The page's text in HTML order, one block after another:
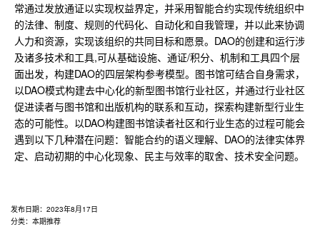
常通过发放通证以实现权益界定，并采用智能合约实现传统组织中
的法律、制度、规则的代码化、自动化和自我管理，并以此来协调
人力和资源，实现该组织的共同目标和愿景。DAO的创建和运行涉
及诸多技术和工具,可从基础设施、通证/积分、机制和工具四个层
面出发，构建DAO的四层架构参考模型。图书馆可结合自身需求，
以DAO模式构建去中心化的新型图书馆行业社区，并通过行业社区
促进读者与图书馆和出版机构的联系和互动，探索构建新型行业生
态的可能性。以DAO构建图书馆读者社区和行业生态的过程可能会
遇到以下几种潜在问题：智能合约的语义理解、DAO的法律实体界
定、启动初期的中心化现象、民主与效率的取舍、技术安全问题。
发布日期： 2023年8月17日
分类： 本期推荐